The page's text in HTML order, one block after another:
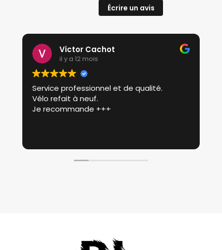
Écrire un avis
Victor Cachot
il y a 12 mois
Service professionnel et de qualité.
Vélo refait à neuf.
Je recommande +++